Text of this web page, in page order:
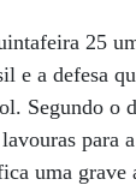
25
e a defesa
Segundo o
para
uma grave